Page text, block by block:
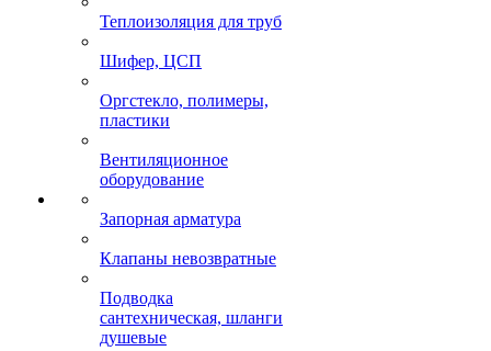
Теплоизоляция для труб
Шифер, ЦСП
Оргстекло, полимеры,
пластики
Вентиляционное
оборудование
Запорная арматура
Клапаны невозвратные
Подводка
сантехническая, шланги
душевые